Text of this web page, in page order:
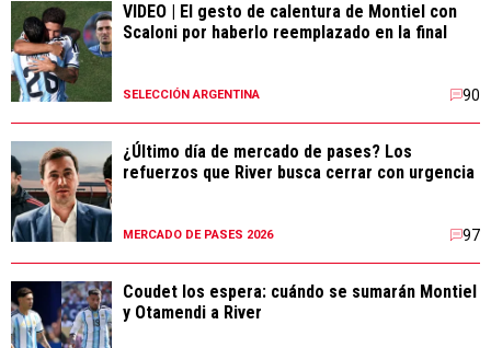
VIDEO | El gesto de calentura de Montiel con
Scaloni por haberlo reemplazado en la final
SELECCIÓN ARGENTINA 90
¿Último día de mercado de pases? Los
refuerzos que River busca cerrar con urgencia
MERCADO DE PASES 2026 97
Coudet los espera: cuándo se sumarán Montiel
y Otamendi a River